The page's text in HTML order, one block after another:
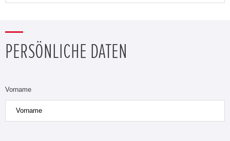
PERSÖNLICHE DATEN
Vorname